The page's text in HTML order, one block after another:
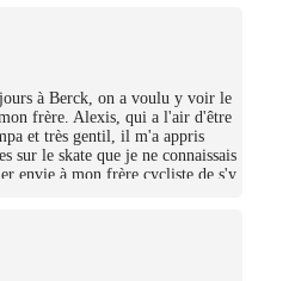
à Berck, on a voulu y voir le
frère. Alexis, qui a l'air d'être
et très gentil, il m'a appris
sur le skate que je ne connaissais
envie à mon frère cycliste de s'y
choses et on repassera très
prendre un cruiser chacun.
offerts !